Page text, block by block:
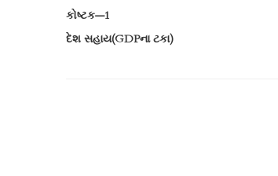
કોષ્ટક—1
દેશ સહાય(GDPના ટકા)